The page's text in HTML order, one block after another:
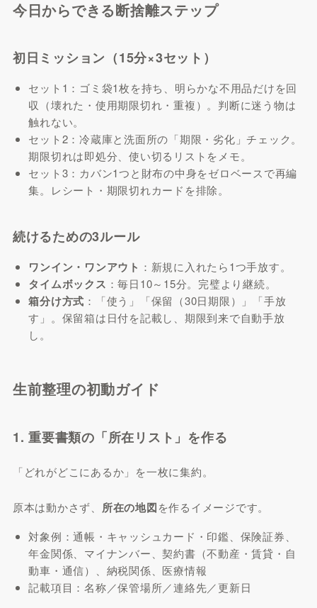
今日からできる断捨離ステップ
初日ミッション（15分×3セット）
セット1：ゴミ袋1枚を持ち、明らかな不用品だけを回
収（壊れた・使用期限切れ・重複）。判断に迷う物は
触れない。
セット2：冷蔵庫と洗面所の「期限・劣化」チェック。
期限切れは即処分、使い切るリストをメモ。
セット3：カバン1つと財布の中身をゼロベースで再編
集。レシート・期限切れカードを排除。
続けるための3ルール
ワンイン・ワンアウト ：新規に入れたら1つ手放す。
タイムボックス ：毎日10～15分。完璧より継続。
箱分け方式 ：「使う」「保留（30日期限）」「手放
す」。保留箱は日付を記載し、期限到来で自動手放
し。
生前整理の初動ガイド
1. 重要書類の「所在リスト」を作る
「どれがどこにあるか」を一枚に集約。
原本は動かさず、 所在の地図を作るイメージです。
対象例：通帳・キャッシュカード・印鑑、保険証券、
年金関係、マイナンバー、契約書（不動産・賃貸・自
動車・通信）、納税関係、医療情報
記載項目：名称／保管場所／連絡先／更新日